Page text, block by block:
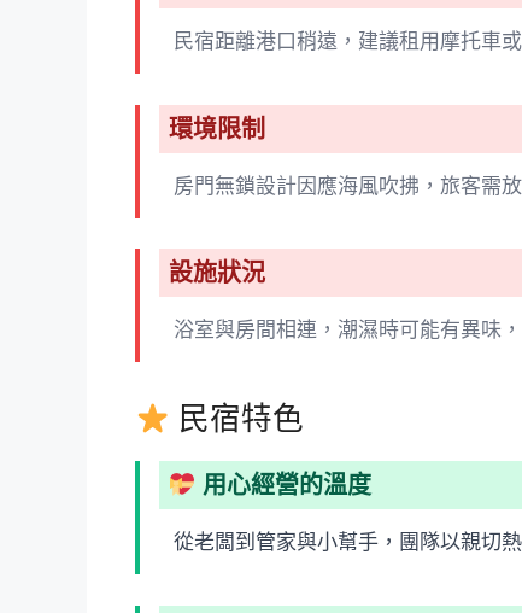
民宿距離港口稍遠，建議租用摩托車
環境限制
房門無鎖設計因應海風吹拂，旅客需
設施狀況
浴室與房間相連，潮濕時可能有異味
民宿特色
用心經營的溫度
從老闆到管家與小幫手，團隊以親切